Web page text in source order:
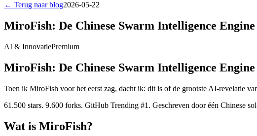
← Terug naar blog2026-05-22
MiroFish: De Chinese Swarm Intelligence
AI & InnovatiePremium
MiroFish: De Chinese Swarm Intelligence
Toen ik MiroFish voor het eerst zag, dacht ik: dit is of de grootste AI-revelatie
61.500 stars. 9.600 forks. GitHub Trending #1. Geschreven door één Chinese
Wat is MiroFish?